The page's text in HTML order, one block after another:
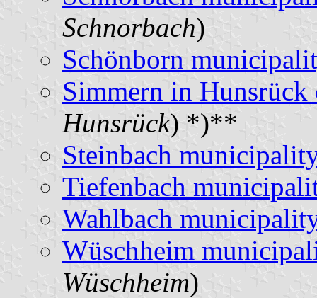
Schnorbach)
Schönborn
Simmern in
Hunsrück) *)**
Steinbach
Tiefenbach
Wahlbach
Wüschheim
Wüschheim)